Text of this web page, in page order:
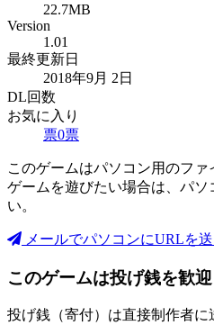
22.7MB
Version
1.01
最終更新日
2018年9月 2日
DL回数
お気に入り
票0票
このゲームはパソコン用のファ
ゲームを遊びたい場合は、パ
い。
メールでパソコンにURLを
このゲームは投げ銭を歓
投げ銭（寄付）は直接制作者に